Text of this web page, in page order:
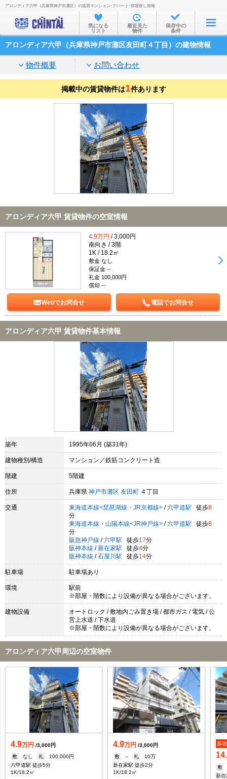
お部屋を探す
沿線・駅から
家賃相場から
通勤通学時間から
不動産会社から
TOP
アロンディア六甲（兵庫県神戸市灘区）の賃貸マンション･アパート･部屋探し情報
気になる
リスト
最近見た
物件
保存中の
条件
アロンディア六甲（兵庫県神戸市灘区友田町４丁目）の建物情報
物件概要 お問い合わせ
掲載中の賃貸物件は1件あります
アロンディア六甲 賃貸物件の空室情報
4.9万円 / 3,000円
南向き / 3階
1K / 18.2㎡
敷金 なし
保証金 --
礼金 100,000円
償却 --
Webでお問合せ 電話でお問合せ
アロンディア六甲 賃貸物件基本情報
築年 1995年06月 (築31年)
建物種別/構造 マンション／鉄筋コンクリート造
階建 5階建
住所 兵庫県 神戸市灘区 友田町 ４丁目
交通 東海道本線<琵琶湖線・JR京都線> / 六甲道駅 徒歩8
分
東海道本線・山陽本線<JR神戸線> / 六甲道駅 徒歩8
分
阪急神戸線 / 六甲駅 徒歩17分
阪神本線 / 新在家駅 徒歩4分
阪神本線 / 石屋川駅 徒歩14分
駐車場 駐車場あり
環境
駅前
※部屋・階数により設備が異なる場合がございます。
建物設備
オートロック / 敷地内ごみ置き場 / 都市ガス / 電気 / 公
営上水道 / 下水道
※部屋・階数により設備が異なる場合がございます。
アロンディア六甲周辺の空室物件
4.9万円 /3,000円
敷
なし 礼
100,000円
六甲道駅 徒歩5分
1K/18.2㎡
4.9万円 /3,000円
敷
-- 礼
10万
新在家駅 徒歩2分
1K/18.2㎡
新着
敷
新在